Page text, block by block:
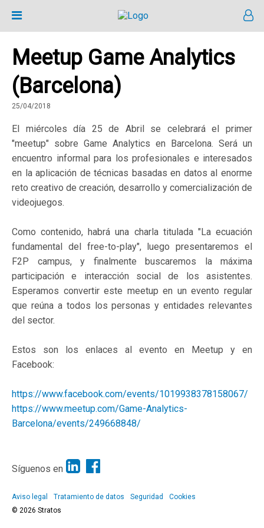
Meetup Game Analytics
(Barcelona)
25/04/2018
El miércoles día 25 de Abril se celebrará el primer
"meetup" sobre Game Analytics en Barcelona. Será un
encuentro informal para los profesionales e interesados
en la aplicación de técnicas basadas en datos al enorme
reto creativo de creación, desarrollo y comercialización de
videojuegos.
Como contenido, habrá una charla titulada "La ecuación
fundamental del free-to-play", luego presentaremos el
F2P campus, y finalmente buscaremos la máxima
participación e interacción social de los asistentes.
Esperamos convertir este meetup en un evento regular
que reúna a todos los personas y entidades relevantes
del sector.
Estos son los enlaces al evento en Meetup y en
Facebook:
https://www.facebook.com/events/1019938378158067/
https://www.meetup.com/Game-Analytics-
Barcelona/events/249668848/
Síguenos en
Aviso legal Tratamiento de datos Seguridad
Cookies
© 2026 Stratos